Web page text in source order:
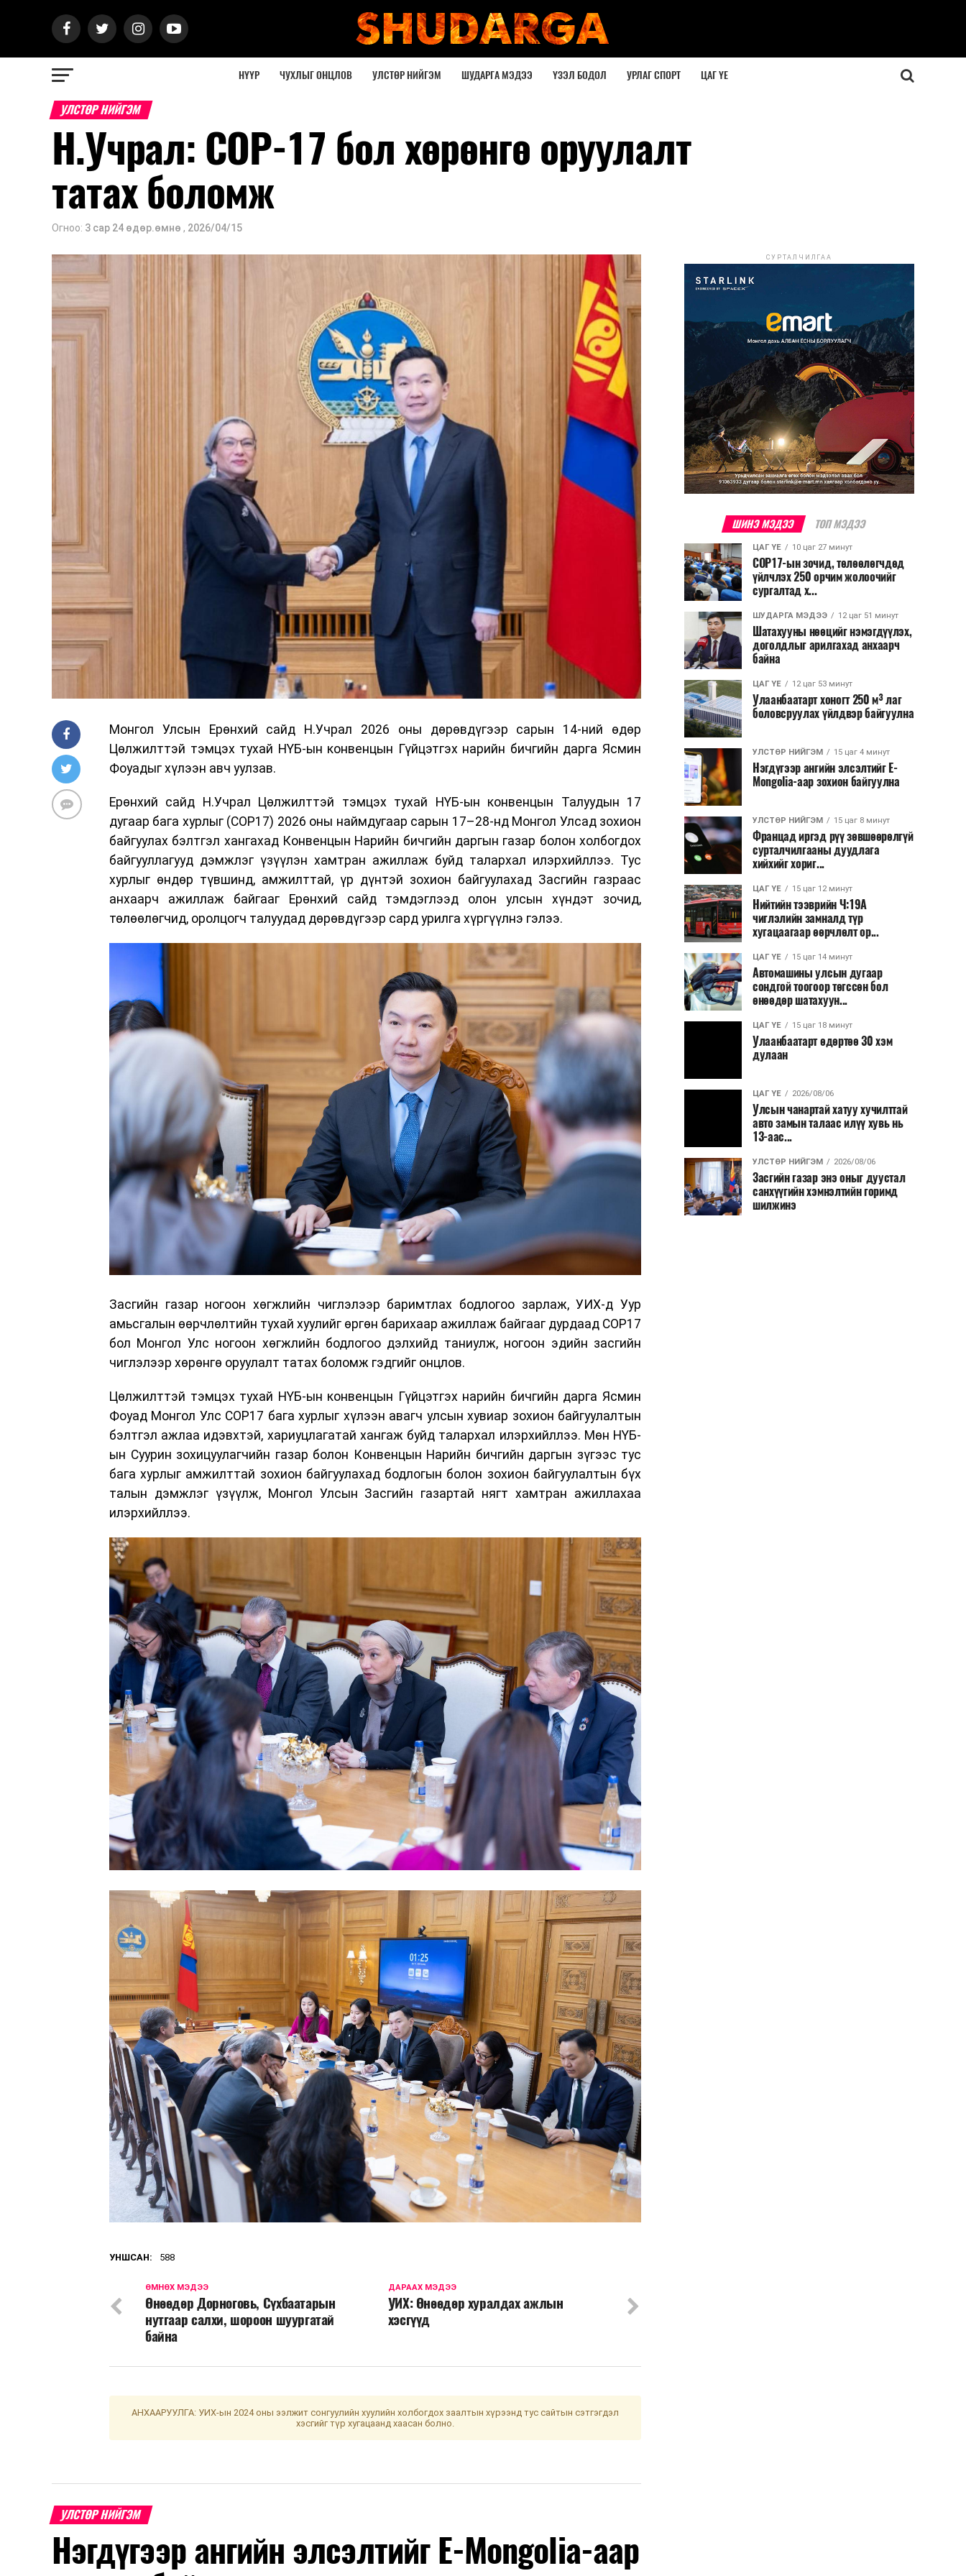
НҮҮР ЧУХЛЫГ ОНЦЛОВ УЛСТӨР НИЙГЭМ ШУДАРГА МЭДЭЭ ҮЗЭЛ БОДОЛ УРЛАГ СПОРТ ЦАГ ҮЕ
УЛСТӨР НИЙГЭМ
Н.Учрал: COP-17 бол хөрөнгө оруулалт
татах боломж
Огноо: 3 сар 24 өдөр.өмнө , 2026/04/15
Монгол Улсын Ерөнхий сайд Н.Учрал 2026 оны дөрөвдүгээр сарын 14-ний өдөр
Цөлжилттэй тэмцэх тухай НҮБ-ын конвенцын Гүйцэтгэх нарийн бичгийн дарга Ясмин
Фоуадыг хүлээн авч уулзав.
Ерөнхий сайд Н.Учрал Цөлжилттэй тэмцэх тухай НҮБ-ын конвенцын Талуудын 17
дугаар бага хурлыг (COP17) 2026 оны наймдугаар сарын 17–28-нд Монгол Улсад зохион
байгуулах бэлтгэл хангахад Конвенцын Нарийн бичгийн даргын газар болон холбогдох
байгууллагууд дэмжлэг үзүүлэн хамтран ажиллаж буйд талархал илэрхийллээ. Тус
хурлыг өндөр түвшинд, амжилттай, үр дүнтэй зохион байгуулахад Засгийн газраас
анхаарч ажиллаж байгааг Ерөнхий сайд тэмдэглээд олон улсын хүндэт зочид,
төлөөлөгчид, оролцогч талуудад дөрөвдүгээр сард урилга хүргүүлнэ гэлээ.
Засгийн газар ногоон хөгжлийн чиглэлээр баримтлах бодлогоо зарлаж, УИХ-д Уур
амьсгалын өөрчлөлтийн тухай хуулийг өргөн барихаар ажиллаж байгааг дурдаад COP17
бол Монгол Улс ногоон хөгжлийн бодлогоо дэлхийд таниулж, ногоон эдийн засгийн
чиглэлээр хөрөнгө оруулалт татах боломж гэдгийг онцлов.
Цөлжилттэй тэмцэх тухай НҮБ-ын конвенцын Гүйцэтгэх нарийн бичгийн дарга Ясмин
Фоуад Монгол Улс COP17 бага хурлыг хүлээн авагч улсын хувиар зохион байгуулалтын
бэлтгэл ажлаа идэвхтэй, хариуцлагатай хангаж буйд талархал илэрхийллээ. Мөн НҮБ-
ын Суурин зохицуулагчийн газар болон Конвенцын Нарийн бичгийн даргын зүгээс тус
бага хурлыг амжилттай зохион байгуулахад бодлогын болон зохион байгуулалтын бүх
талын дэмжлэг үзүүлж, Монгол Улсын Засгийн газартай нягт хамтран ажиллахаа
илэрхийллээ.
УНШСАН: 588
ДАРААХ МЭДЭЭ
УИХ: Өнөөдөр хуралдах ажлын
хэсгүүд
ӨМНӨХ МЭДЭЭ
Өнөөдөр Дорноговь, Сүхбаатарын
нутгаар салхи, шороон шуургатай
байна
АНХААРУУЛГА: УИХ-ын 2024 оны ээлжит сонгуулийн хуулийн холбогдох заалтын хүрээнд тус сайтын сэтгэгдэл
хэсгийг түр хугацаанд хаасан болно.
УЛСТӨР НИЙГЭМ
Нэгдүгээр ангийн элсэлтийг E-Mongolia-аар
СУРТАЛЧИЛГАА
ШИНЭ МЭДЭЭ ТОП МЭДЭЭ
ЦАГ ҮЕ 10 цаг 27 минут
COP17-ын зочид, төлөөлөгчдөд
үйлчлэх 250 орчим жолоочийг
сургалтад х...
ШУДАРГА МЭДЭЭ 12 цаг 51 минут
Шатахууны нөөцийг нэмэгдүүлэх,
доголдлыг арилгахад анхаарч
байна
ЦАГ ҮЕ 12 цаг 53 минут
Улаанбаатарт хоногт 250 м³ лаг
боловсруулах үйлдвэр байгуулна
УЛСТӨР НИЙГЭМ 15 цаг 4 минут
Нэгдүгээр ангийн элсэлтийг E-
Mongolia-аар зохион байгуулна
УЛСТӨР НИЙГЭМ 15 цаг 8 минут
Францад иргэд рүү зөвшөөрөлгүй
сурталчилгааны дуудлага
хийхийг хориг...
ЦАГ ҮЕ 15 цаг 12 минут
Нийтийн тээврийн Ч:19А
чиглэлийн замналд түр
хугацаагаар өөрчлөлт ор...
ЦАГ ҮЕ 15 цаг 14 минут
Автомашины улсын дугаар
сондгой тоогоор төгссөн бол
өнөөдөр шатахуун...
ЦАГ ҮЕ 15 цаг 18 минут
Улаанбаатарт өдөртөө 30 хэм
дулаан
ЦАГ ҮЕ 2026/08/06
Улсын чанартай хатуу хучилттай
авто замын талаас илүү хувь нь
13-аас...
УЛСТӨР НИЙГЭМ 2026/08/06
Засгийн газар энэ оныг дуустал
санхүүгийн хэмнэлтийн горимд
шилжинэ